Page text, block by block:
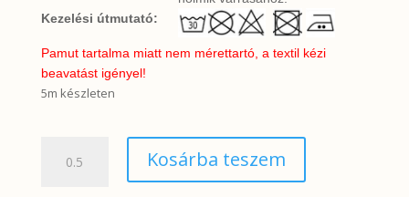
Kezelési útmutató:
Pamut tartalma miatt nem mérettartó, a textil kézi
beavatást igényel!
5m készleten
krémfehér
Kosárba teszem